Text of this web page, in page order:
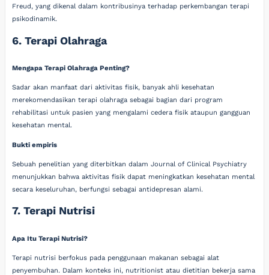
Freud, yang dikenal dalam kontribusinya terhadap perkembangan terapi
psikodinamik.
6. Terapi Olahraga
Mengapa Terapi Olahraga Penting?
Sadar akan manfaat dari aktivitas fisik, banyak ahli kesehatan
merekomendasikan terapi olahraga sebagai bagian dari program
rehabilitasi untuk pasien yang mengalami cedera fisik ataupun gangguan
kesehatan mental.
Bukti empiris
Sebuah penelitian yang diterbitkan dalam Journal of Clinical Psychiatry
menunjukkan bahwa aktivitas fisik dapat meningkatkan kesehatan mental
secara keseluruhan, berfungsi sebagai antidepresan alami.
7. Terapi Nutrisi
Apa Itu Terapi Nutrisi?
Terapi nutrisi berfokus pada penggunaan makanan sebagai alat
penyembuhan. Dalam konteks ini, nutritionist atau dietitian bekerja sama